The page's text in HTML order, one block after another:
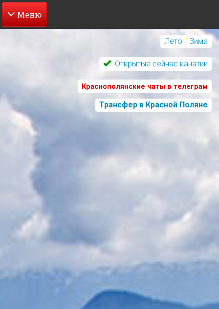
Перейти
Лето / Зима
Открытые сейчас канатки
Краснополянские чаты в телеграм
Трансфер в Красной Поляне